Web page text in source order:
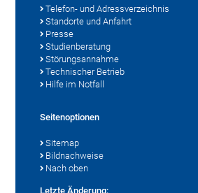
Telefon- und Adressverzeichnis
Standorte und Anfahrt
Presse
Studienberatung
Störungsannahme
Technischer Betrieb
Hilfe im Notfall
Seitenoptionen
Sitemap
Bildnachweise
Nach oben
Letzte Änderung: